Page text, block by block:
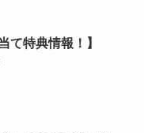
て特典情報！】